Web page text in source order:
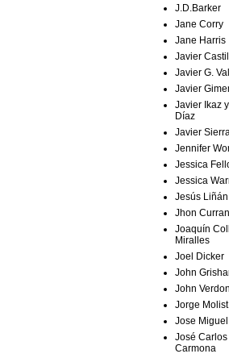
J.D.Barker
Jane Corry
Jane Harris
Javier
Javier G.
Javier
Javier Ikaz
Díaz
Javier
Jennifer
Jessica
Jessica
Jesús Liñán
Jhon Curran
Joaquín
Miralles
Joel Dicker
John
John Verdon
Jorge Molist
Jose
José Carlos
Carmona